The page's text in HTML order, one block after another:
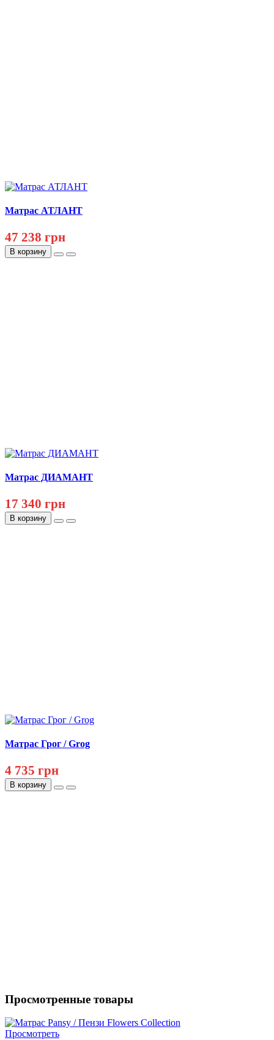
Матрас АТЛАНТ
47 238 грн
В корзину
Матрас ДИАМАНТ
17 340 грн
В корзину
Матрас Грог / Grog
4 735 грн
В корзину
Просмотренные товары
Просмотреть